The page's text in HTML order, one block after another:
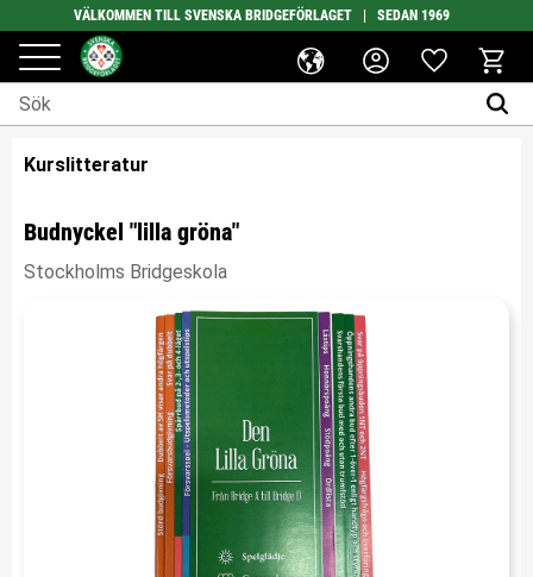
Meny
VÄLKOMMEN TILL SVENSKA BRIDGEFÖRLAGET | SEDAN 1969
Favoriter
Kurslitteratur
Budnyckel "lilla gröna"
Stockholms Bridgeskola